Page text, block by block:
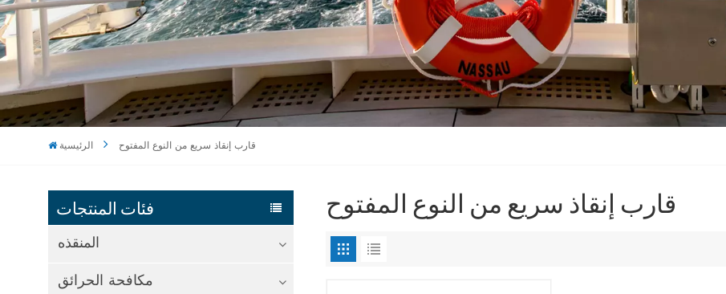
الرئيسية قارب إنقاذ سريع من النوع المفتوح
فئات المنتجات
المنقذه
مكافحة الحرائق
قارب إنقاذ سريع من النوع المفتوح